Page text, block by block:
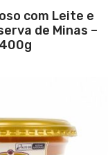
com Leite e
de Minas –
400g